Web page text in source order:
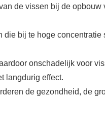
de vissen bij de
bij te hoge
onschadelijk voor
langdurig effect.
de gezondheid, de